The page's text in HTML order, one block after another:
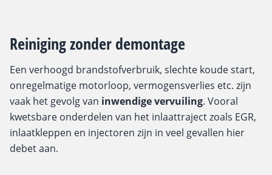
Reiniging zonder demontage
Een verhoogd brandstofverbruik, slechte koude start,
onregelmatige motorloop, vermogensverlies etc. zijn
vaak het gevolg van inwendige vervuiling. Vooral
kwetsbare onderdelen van het inlaattraject zoals EGR,
inlaatkleppen en injectoren zijn in veel gevallen hier
debet aan.